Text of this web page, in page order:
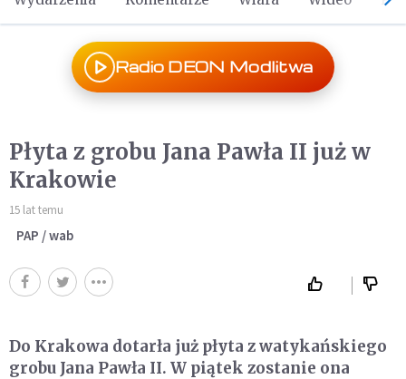
Radio DEON Modlitwa
Płyta z grobu Jana Pawła II już w
Krakowie
15 lat temu
PAP / wab
Do Krakowa dotarła już płyta z watykańskiego
grobu Jana Pawła II. W piątek zostanie ona